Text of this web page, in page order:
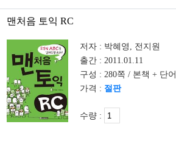
맨처음 토익 RC
저자 : 박혜영, 전지원
출간 : 2011.01.11
구성 : 280쪽 / 본책 + 단
가격 : 절판
수량 :